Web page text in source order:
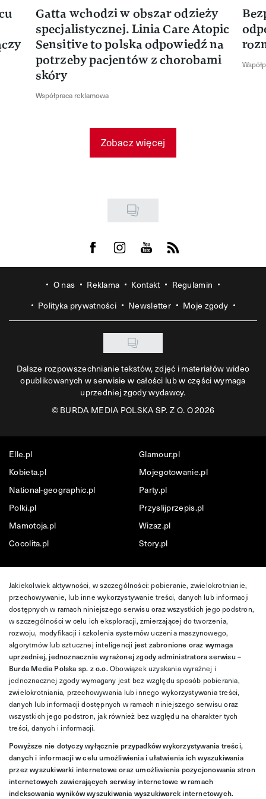
Gatta wchodzi w obszar odzieży
specjalistycznej. Linia Care Atopic
Sensitive to polska odpowiedź na
potrzeby pacjentów z chorobami
skóry
Współpraca reklamowa
Zobacz więcej
Visit us on Facebook
Visit us on Instagram
Visit us on Youtube
Visit us on Rss
O nas Reklama Kontakt
Regulamin
Polityka prywatności
Newsletter Moje zgody
Dalsze rozpowszechnianie tekstów, zdjęć i materiałów wideo
opublikowanych w serwisie w całości lub w części wymaga
uprzedniej zgody wydawcy.
©BURDA MEDIA POLSKA SP. Z O. O 2026
Elle.pl
Glamour.pl
Kobieta.pl
Mojegotowanie.pl
National-geographic.pl
Party.pl
Polki.pl
Przyslijprzepis.pl
Mamotoja.pl
Wizaz.pl
Cocolita.pl
Story.pl
Jakiekolwiek aktywności, w szczególności: pobieranie, zwielokrotnianie,
przechowywanie, lub inne wykorzystywanie treści, danych lub informacji
dostępnych w ramach niniejszego serwisu oraz wszystkich jego podstron,
w szczególności w celu ich eksploracji, zmierzającej do tworzenia,
rozwoju, modyfikacji i szkolenia systemów uczenia maszynowego,
algorytmów lub sztucznej inteligencji jest zabronione oraz wymaga
uprzedniej, jednoznacznie wyrażonej zgody administratora serwisu –
Burda Media Polska sp. z o.o.Obowiązek uzyskania wyraźnej i
jednoznacznej zgody wymagany jest bez względu sposób pobierania,
zwielokrotniania, przechowywania lub innego wykorzystywania treści,
danych lub informacji dostępnych w ramach niniejszego serwisu oraz
wszystkich jego podstron, jak również bez względu na charakter tych
treści, danych i informacji.
Powyższe nie dotyczy wyłącznie przypadków wykorzystywania treści,
danych i informacji w celu umożliwienia i ułatwienia ich wyszukiwania
przez wyszukiwarki internetowe oraz umożliwienia pozycjonowania stron
internetowych zawierających serwisy internetowe w ramach
indeksowania wyników wyszukiwania wyszukiwarek internetowych.